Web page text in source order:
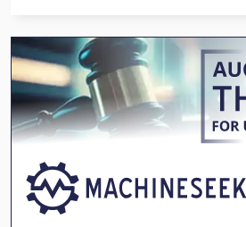
Atlas Copco Ga 160
Atlas Copco Ga 22
Atlas Copco Ga 22 Ff
Atlas Copco Ga 30 Ff
Atlas Copco Ga 408